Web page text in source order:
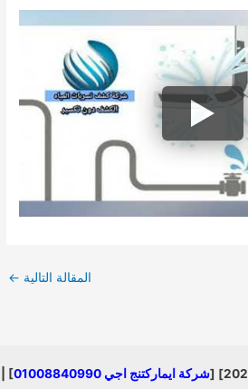
المقالة التالية ←
شركة ايماركتنج اجي 01008840990
] |